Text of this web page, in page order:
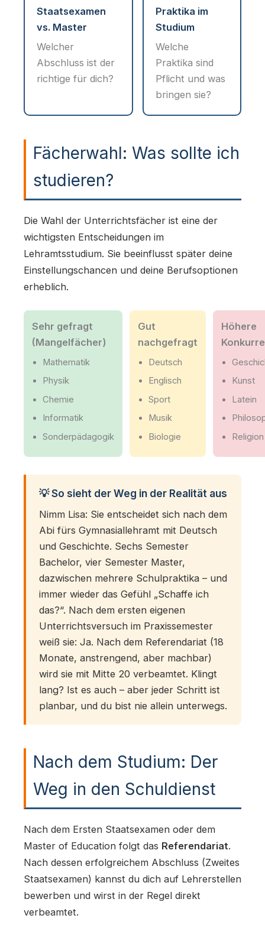
Staatsexamen
vs. Master
Welcher
Abschluss ist der
richtige für dich?
Praktika im
Studium
Welche
Praktika sind
Pflicht und was
bringen sie?
Fächerwahl: Was sollte ich
studieren?
Die Wahl der Unterrichtsfächer ist eine der
wichtigsten Entscheidungen im
Lehramtsstudium. Sie beeinflusst später deine
Einstellungschancen und deine Berufsoptionen
erheblich.
Sehr gefragt
(Mangelfächer)
Mathematik
Physik
Chemie
Informatik
Sonderpädagogik
Gut
nachgefragt
Deutsch
Englisch
Sport
Musik
Biologie
Höhere
Kunst
Latein
Religion
💡 So sieht der Weg in der Realität aus
Nimm Lisa: Sie entscheidet sich nach dem
Abi fürs Gymnasiallehramt mit Deutsch
und Geschichte. Sechs Semester
Bachelor, vier Semester Master,
dazwischen mehrere Schulpraktika – und
immer wieder das Gefühl „Schaffe ich
das?“. Nach dem ersten eigenen
Unterrichtsversuch im Praxissemester
weiß sie: Ja. Nach dem Referendariat (18
Monate, anstrengend, aber machbar)
wird sie mit Mitte 20 verbeamtet. Klingt
lang? Ist es auch – aber jeder Schritt ist
planbar, und du bist nie allein unterwegs.
Nach dem Studium: Der
Weg in den Schuldienst
Nach dem Ersten Staatsexamen oder dem
Master of Education folgt das Referendariat.
Nach dessen erfolgreichem Abschluss (Zweites
Staatsexamen) kannst du dich auf Lehrerstellen
bewerben und wirst in der Regel direkt
verbeamtet.